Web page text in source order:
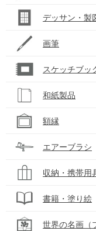
デッサン・製
画筆
スケッチブッ
和紙製品
額縁
エアーブラシ
収納・携帯用
書籍・塗り絵
世界の名画（